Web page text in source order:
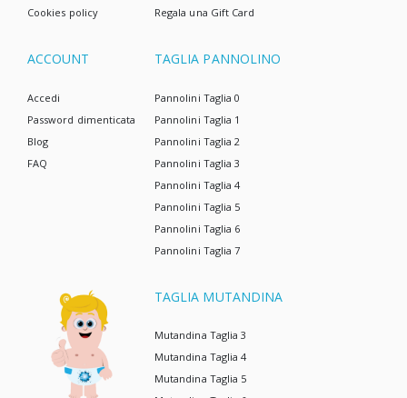
Cookies policy
Regala una Gift Card
ACCOUNT
Accedi
Password dimenticata
Blog
FAQ
TAGLIA PANNOLINO
Pannolini Taglia 0
Pannolini Taglia 1
Pannolini Taglia 2
Pannolini Taglia 3
Pannolini Taglia 4
Pannolini Taglia 5
Pannolini Taglia 6
Pannolini Taglia 7
TAGLIA MUTANDINA
Mutandina Taglia 3
Mutandina Taglia 4
Mutandina Taglia 5